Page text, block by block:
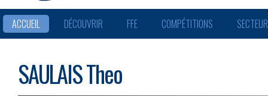
ACCUEIL DÉCOUVRIR FFE COMPÉTITIONS
SAULAIS Theo